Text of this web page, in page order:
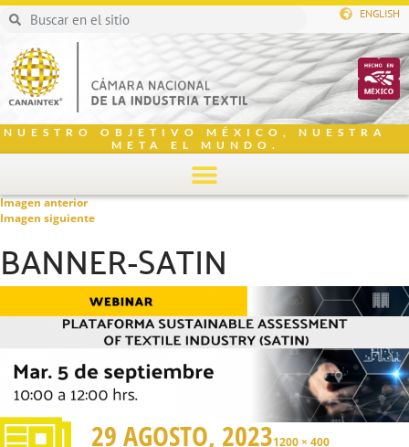
ENGLISH
NUESTRO OBJETIVO MÉXICO, NUESTRA
META EL MUNDO.
Imagen anterior
Imagen siguiente
BANNER-SATIN
29 AGOSTO, 20231200 × 400